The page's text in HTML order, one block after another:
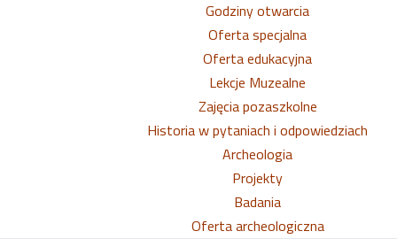
Godziny otwarcia
Oferta specjalna
Oferta edukacyjna
Lekcje Muzealne
Zajęcia pozaszkolne
Historia w pytaniach i odpowiedziach
Archeologia
Projekty
Badania
Oferta archeologiczna